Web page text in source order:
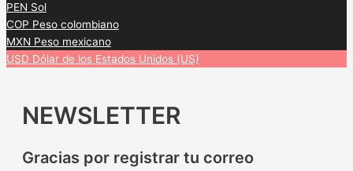
PEN Sol
COP Peso colombiano
MXN Peso mexicano
USD Dólar de los Estados Unidos (US)
NEWSLETTER
Gracias por registrar tu correo